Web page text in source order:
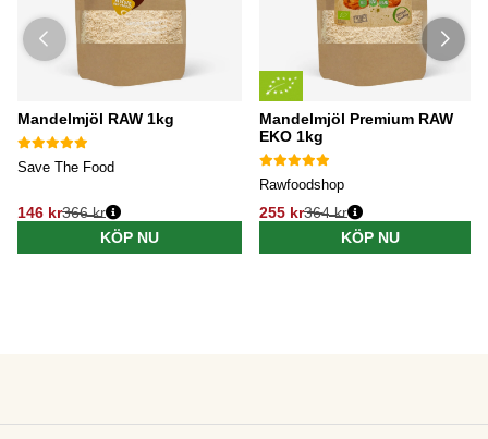
Mandelmjöl RAW 1kg
Save The Food
146 kr366 kr
KÖP NU
Mandelmjöl Premium RAW
EKO 1kg
Rawfoodshop
255 kr364 kr
KÖP NU